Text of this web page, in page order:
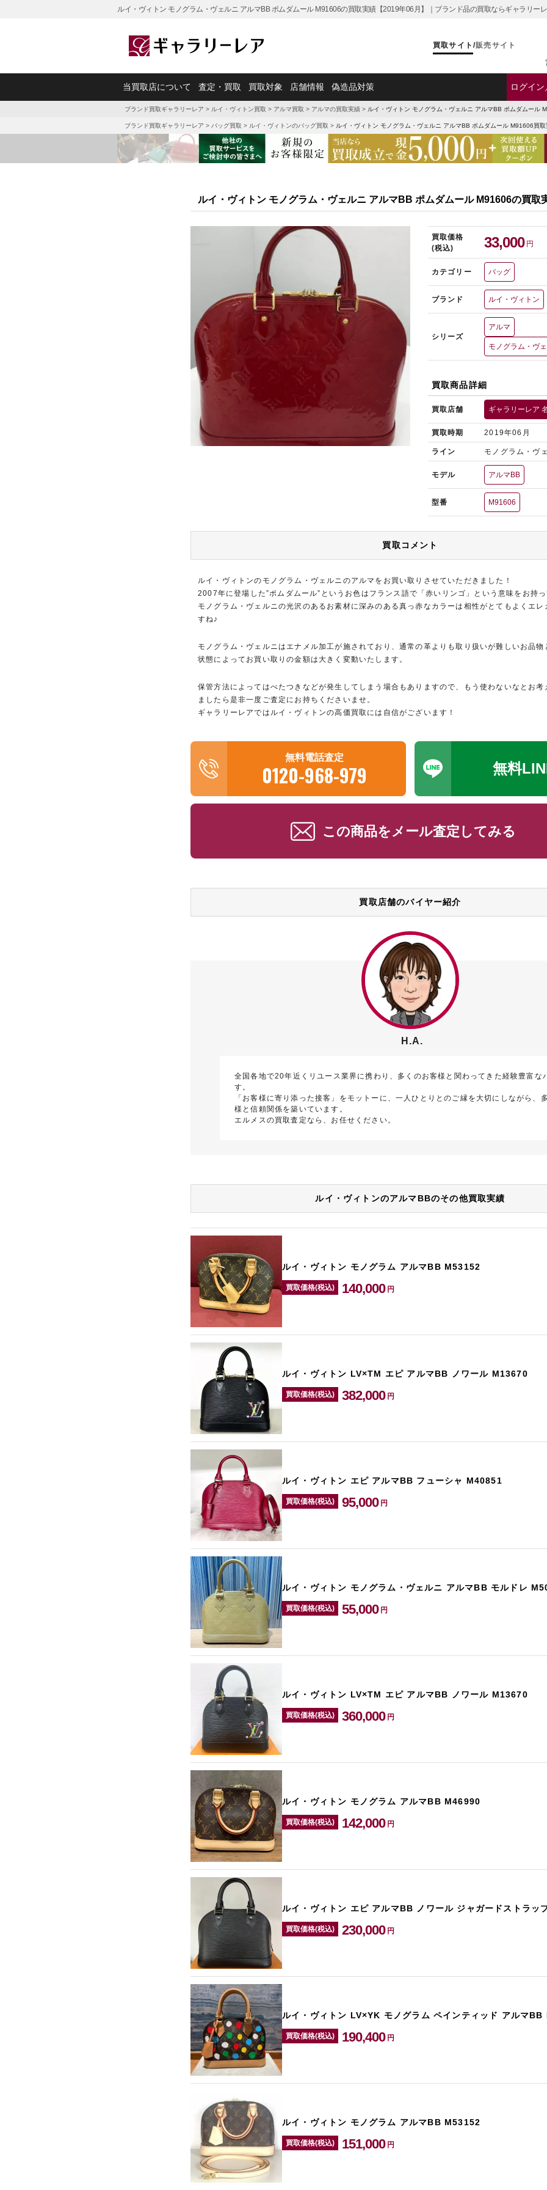
ルイ・ヴィトン モノグラム・ヴェルニ アルマBB ポムダムール M91606の買取実績【2019年06月】｜ブランド品の買取ならギャラリー
買取サイト /販売サイト
当買取店について 査定・買取 買取対象 店舗情報 偽造品対策 ログイ
ブランド買取ギャラリーレア > ルイ・ヴィトン買取 > アルマ買取 > アルマの買取実績 > ルイ・ヴィトン モノグラム・ヴェルニ アルマBB ポムダムール
ブランド買取ギャラリーレア > バッグ買取 > ルイ・ヴィトンのバッグ買取 > ルイ・ヴィトン モノグラム・ヴェルニ アルマBB ポムダムール M91606買取
ルイ・ヴィトン モノグラム・ヴェルニ アルマBB ポムダムール M91606の買取
買取価格
(税込)
33,000 円
カテゴリー バッグ
ブランド ルイ・ヴィトン
シリーズ
アルマ
モノグラム・ヴ
買取商品詳細
買取店舗 ギャラリーレア
買取時期 2019年06月
ライン モノグラム・ヴ
モデル アルマBB
型番 M91606
買取コメント
ルイ・ヴィトンのモノグラム・ヴェルニのアルマをお買い取りさせていただきました！
2007年に登場した”ポムダムール”というお色はフランス語で「赤いリンゴ」という意味をお持っ
モノグラム・ヴェルニの光沢のあるお素材に深みのある真っ赤なカラーは相性がとてもよくエレ
すね♪
モノグラム・ヴェルニはエナメル加工が施されており、通常の革よりも取り扱いが難しいお品物
状態によってお買い取りの金額は大きく変動いたします。
保管方法によってはべたつきなどが発生してしまう場合もありますので、もう使わないなとお考
ましたら是非一度ご査定にお持ちくださいませ。
ギャラリーレアではルイ・ヴィトンの高価買取には自信がございます！
無料電話査定
0120-968-979 無料
この商品をメール査定してみる
買取店舗のバイヤー紹介
H.A.
全国各地で20年近くリユース業界に携わり、多くのお客様と関わってきた経験豊富な
す。
「お客様に寄り添った接客」をモットーに、一人ひとりとのご縁を大切にしながら、
様と信頼関係を築いています。
エルメスの買取査定なら、お任せください。
ルイ・ヴィトンのアルマBBのその他買取実績
ルイ・ヴィトン モノグラム アルマBB M53152
買取価格(税込) 140,000 円
ルイ・ヴィトン LV×TM エピ アルマBB ノワール M13670
買取価格(税込) 382,000 円
ルイ・ヴィトン エピ アルマBB フューシャ M40851
買取価格(税込) 95,000 円
ルイ・ヴィトン モノグラム・ヴェルニ アルマBB モルドレ
買取価格(税込) 55,000 円
ルイ・ヴィトン LV×TM エピ アルマBB ノワール M13670
買取価格(税込) 360,000 円
ルイ・ヴィトン モノグラム アルマBB M46990
買取価格(税込) 142,000 円
ルイ・ヴィトン エピ アルマBB ノワール ジャガードストラッ
買取価格(税込) 230,000 円
ルイ・ヴィトン LV×YK モノグラム ペインティッド アルマ
買取価格(税込) 190,400 円
ルイ・ヴィトン モノグラム アルマBB M53152
買取価格(税込) 151,000 円